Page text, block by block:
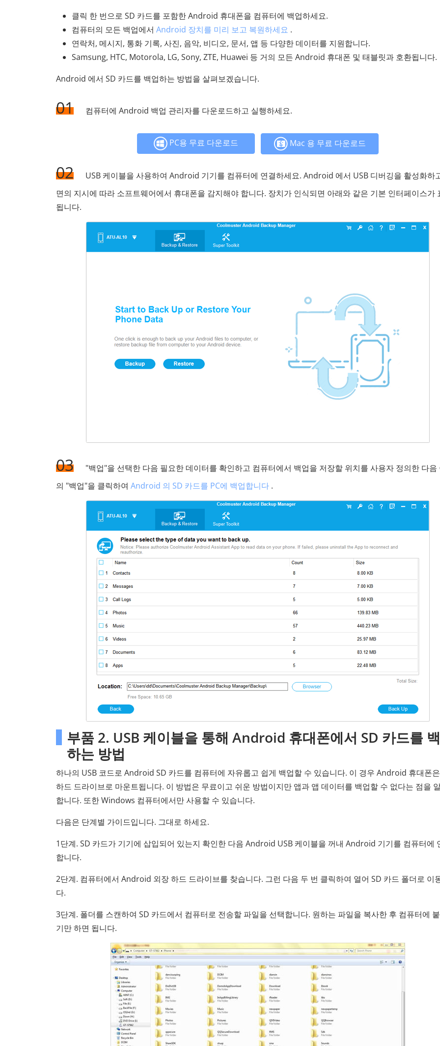
클릭 한 번으로 SD 카드를 포함한 Android 휴대폰을 컴퓨터에 백업하세요.
컴퓨터의 모든 백업에서 Android 장치를 미리 보고 복원하세요 .
연락처, 메시지, 통화 기록, 사진, 음악, 비디오, 문서, 앱 등 다양한 데이터를 지원합니다.
Samsung, HTC, Motorola, LG, Sony, ZTE, Huawei 등 거의 모든 Android 휴대폰 및 태블릿과 호환됩니다.
Android 에서 SD 카드를 백업하는 방법을 살펴보겠습니다.
01 컴퓨터에 Android 백업 관리자를 다운로드하고 실행하세요.
PC용 무료 다운로드 Mac 용 무료 다운로드
02
USB 케이블을 사용하여 Android 기기를 컴퓨터에 연결하세요. Android 에서 USB 디버깅을 활성화하
면의 지시에 따라 소프트웨어에서 휴대폰을 감지해야 합니다. 장치가 인식되면 아래와 같은 기본 인터페이스가
됩니다.
03
"백업"을 선택한 다음 필요한 데이터를 확인하고 컴퓨터에서 백업을 저장할 위치를 사용자 정의한 다음
의 "백업"을 클릭하여 Android 의 SD 카드를 PC에 백업합니다 .
부품 2. USB 케이블을 통해 Android 휴대폰에서 SD 카드를
하는 방법
하나의 USB 코드로 Android SD 카드를 컴퓨터에 자유롭고 쉽게 백업할 수 있습니다. 이 경우 Android 휴대폰
하드 드라이브로 마운트됩니다. 이 방법은 무료이고 쉬운 방법이지만 앱과 앱 데이터를 백업할 수 없다는 점을
합니다. 또한 Windows 컴퓨터에서만 사용할 수 있습니다.
다음은 단계별 가이드입니다. 그대로 하세요.
1단계. SD 카드가 기기에 삽입되어 있는지 확인한 다음 Android USB 케이블을 꺼내 Android 기기를 컴퓨터에
합니다.
2단계. 컴퓨터에서 Android 외장 하드 드라이브를 찾습니다. 그런 다음 두 번 클릭하여 열어 SD 카드 폴더로 이
다.
3단계. 폴더를 스캔하여 SD 카드에서 컴퓨터로 전송할 파일을 선택합니다. 원하는 파일을 복사한 후 컴퓨터에
기만 하면 됩니다.